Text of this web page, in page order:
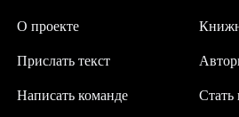
О проекте
Написать команде
Прислать текст
Стать